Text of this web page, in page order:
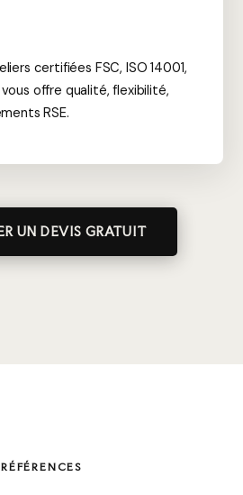
certifiées FSC, ISO 14001,
offre qualité, flexibilité,
RSE.
UN DEVIS GRATUIT
RÉFÉRENCES